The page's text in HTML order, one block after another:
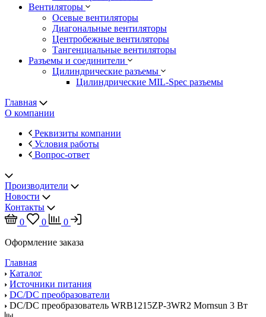
Вентиляторы
Осевые вентиляторы
Диагональные вентиляторы
Центробежные вентиляторы
Тангенциальные вентиляторы
Разъемы и соединители
Цилиндрические разъемы
Цилиндрические MIL-Spec разъемы
Главная
О компании
Реквизиты компании
Условия работы
Вопрос-ответ
Производители
Новости
Контакты
0
0
0
Оформление заказа
Главная
Каталог
Источники питания
DC/DC преобразователи
DC/DC преобразователь WRB1215ZP-3WR2 Mornsun 3 Вт